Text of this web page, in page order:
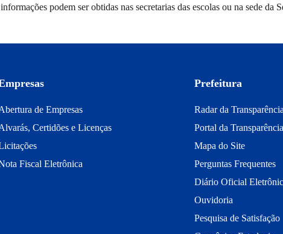
podem ser obtidas nas secretarias das escolas ou na sede
de Empresas
Certidões e Licenças
Fiscal Eletrônica
Prefeitura
Radar da Transparência
Portal da Transparência
Mapa do Site
Perguntas Frequentes
Diário Oficial
Ouvidoria
Pesquisa de Satisfação